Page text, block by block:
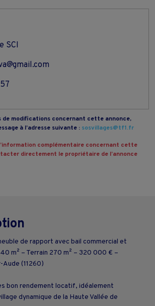
SCI
de modifications concernant cette annonce,
à l’adresse suivante : sosvillages@tf1.fr
complémentaire concernant cette
directement le propriétaire de l’annonce
de rapport avec bail commercial et
m² – Terrain 270 m² – 320 000 € –
Aude (11260)
bon rendement locatif, idéalement
dynamique de la Haute Vallée de